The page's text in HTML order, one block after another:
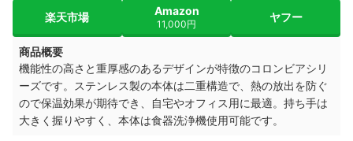
楽天市場 Amazon
11,000円
ヤフー
商品概要
機能性の高さと重厚感のあるデザインが特徴のコロンビアシリ
ーズです。ステンレス製の本体は二重構造で、熱の放出を防ぐ
ので保温効果が期待でき、自宅やオフィス用に最適。持ち手は
大きく握りやすく、本体は食器洗浄機使用可能です。